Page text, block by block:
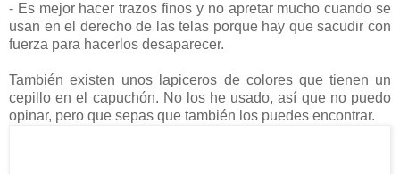
- Es mejor hacer trazos finos y no apretar mucho cuando se
usan en el derecho de las telas porque hay que sacudir con
fuerza para hacerlos desaparecer.
También existen unos lapiceros de colores que tienen un
cepillo en el capuchón. No los he usado, así que no puedo
opinar, pero que sepas que también los puedes encontrar.